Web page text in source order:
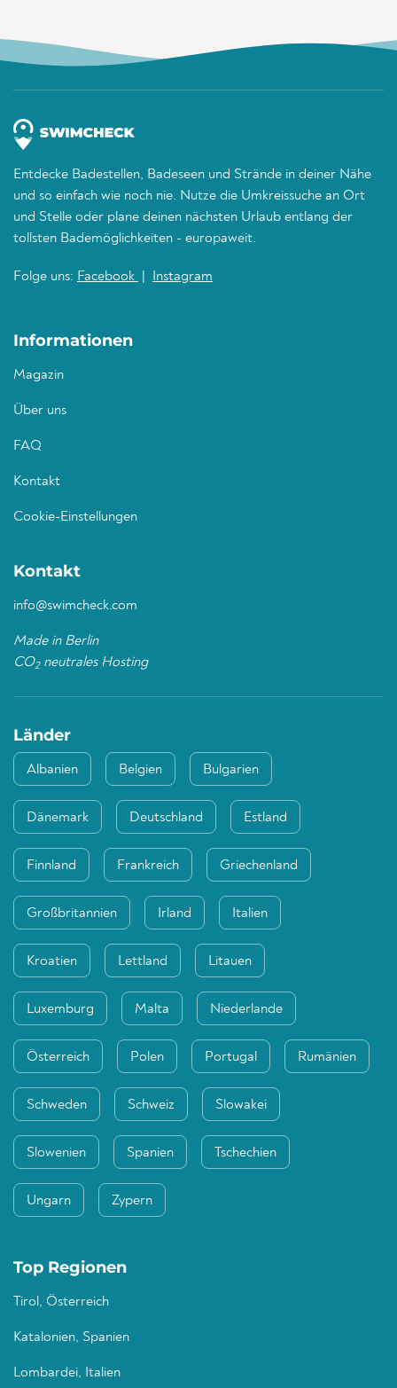
Entdecke Badestellen, Badeseen und Strände in deiner Nähe
und so einfach wie noch nie. Nutze die Umkreissuche an Ort
und Stelle oder plane deinen nächsten Urlaub entlang der
tollsten Bademöglichkeiten - europaweit.
Folge uns: Facebook Instagram
Informationen
Magazin
Über uns
FAQ
Kontakt
Cookie-Einstellungen
Kontakt
info@swimcheck.com
Made in Berlin
CO2neutrales Hosting
Länder
Albanien Belgien Bulgarien
Dänemark Deutschland Estland
Finnland Frankreich Griechenland
Großbritannien Irland Italien
Kroatien Lettland Litauen
Luxemburg Malta Niederlande
Österreich Polen Portugal Rumänien
Schweden Schweiz Slowakei
Slowenien Spanien Tschechien
Ungarn Zypern
Top Regionen
Tirol, Österreich
Katalonien, Spanien
Lombardei, Italien